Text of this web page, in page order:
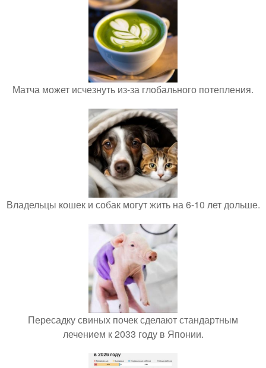
Матча может исчезнуть из-за глобального потепления.
Владельцы кошек и собак могут жить на 6-10 лет дольше.
Пересадку свиных почек сделают стандартным
лечением к 2033 году в Японии.